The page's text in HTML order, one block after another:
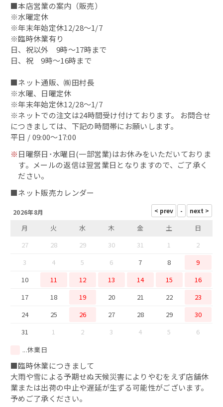
昆布〆（別誂）
鯖缶
その他の缶詰
蟹の缶詰
へしこ漬
浜焼き鯖
出汁・削り節
鯖カレー
干物
西京味噌漬け
■本店営業の案内（販売）
※水曜定休
※年末年始定休12/28～1/7
※臨時休業有り
日、祝以外 9時～17時まで
日、祝 9時～16時まで
■ネット通販、㈱田村長
※水曜、日曜定休
※年末年始定休12/28～1/7
※ネットでの注文は24時間受け付けております。 お問合せ
につきましては、下記の時間帯にお願いします。
平日 / 09:00～17:00
※日曜祭日･水曜日(一部営業)はお休みをいただいておりま
す。メールの返信は翌営業日となりますので、ご了承く
ださい。
■ネット販売カレンダー
2026年8月
月 火 水 木 金 土
日
27
28 29 30 31 1
2
3
4 5 6 7 8
9
10
11 12 13 14 15
16
17
18 19 20 21 22
23
24
25 26 27 28 29
30
31
1 2 3 4 5
6
...休業日
■臨時休業につきまして
大雨や雪による予期せぬ天候災害によりやむをえず店舗休
業または出荷の中止や遅延が生ずる可能性がございます。
予めご了承ください。